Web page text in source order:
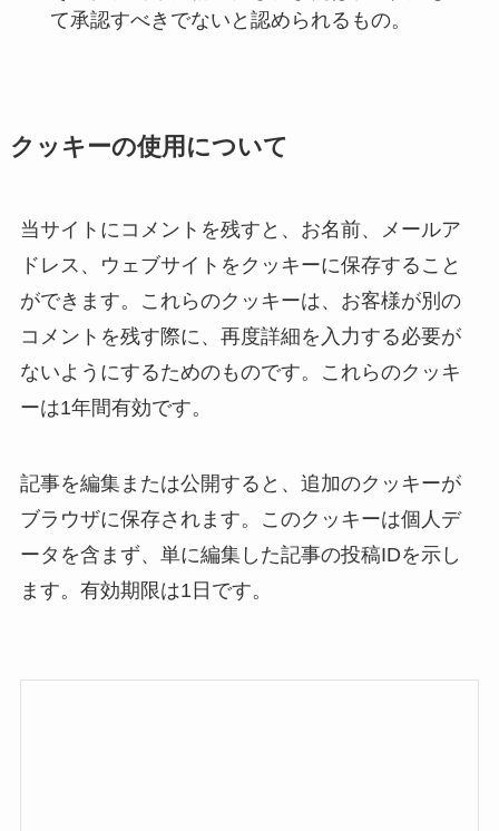
て承認すべきでないと認められるもの。
クッキーの使用について
当サイトにコメントを残すと、お名前、メールア
ドレス、ウェブサイトをクッキーに保存すること
ができます。これらのクッキーは、お客様が別の
コメントを残す際に、再度詳細を入力する必要が
ないようにするためのものです。これらのクッキ
ーは1年間有効です。
記事を編集または公開すると、追加のクッキーが
ブラウザに保存されます。このクッキーは個人デ
ータを含まず、単に編集した記事の投稿IDを示し
ます。有効期限は1日です。